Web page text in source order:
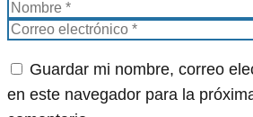
Guardar mi nombre, correo
en este navegador para la